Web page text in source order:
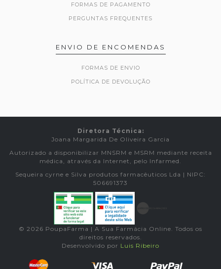
FORMAS DE PAGAMENTO
PERGUNTAS FREQUENTES
ENVIO DE ENCOMENDAS
FORMAS DE ENVIO
POLÍTICA DE DEVOLUÇÃO
Diretora Técnica:
Joana Margarida De Oliveira Garcia
Autorizado a disponibilizar MNSRM e MSRM mediante receita
médica, através da Internet, pelo Infarmed.
Sequeira cyrne e Silva produtos farmacêuticos Lda | NIPC:
506691373
© 2026 PoupaFarma | A Sua Farmácia Online. Todos os
direitos reservados.
Desenvolvido por Luis Ribeiro